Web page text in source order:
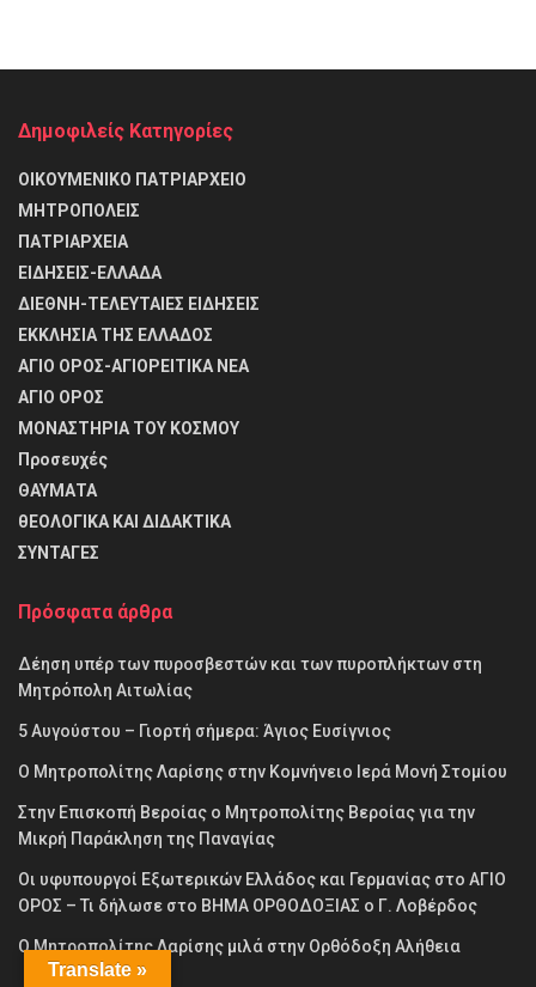
Δημοφιλείς Κατηγορίες
ΟΙΚΟΥΜΕΝΙΚΟ ΠΑΤΡΙΑΡΧΕΙΟ
ΜΗΤΡΟΠΟΛΕΙΣ
ΠΑΤΡΙΑΡΧΕΙΑ
ΕΙΔΗΣΕΙΣ-ΕΛΛΑΔΑ
ΔΙΕΘΝΗ-ΤΕΛΕΥΤΑΙΕΣ ΕΙΔΗΣΕΙΣ
ΕΚΚΛΗΣΙΑ ΤΗΣ ΕΛΛΑΔΟΣ
ΑΓΙΟ ΟΡΟΣ-ΑΓΙΟΡΕΙΤΙΚΑ ΝΕΑ
ΑΓΙΟ ΟΡΟΣ
ΜΟΝΑΣΤΗΡΙΑ ΤΟΥ ΚΟΣΜΟΥ
Προσευχές
ΘΑΥΜΑΤΑ
θΕΟΛΟΓΙΚΑ ΚΑΙ ΔΙΔΑΚΤΙΚΑ
ΣΥΝΤΑΓΕΣ
Πρόσφατα άρθρα
Δέηση υπέρ των πυροσβεστών και των πυροπλήκτων στη
Μητρόπολη Αιτωλίας
5 Αυγούστου – Γιορτή σήμερα: Άγιος Ευσίγνιος
Ο Μητροπολίτης Λαρίσης στην Κομνήνειο Ιερά Μονή Στομίου
Στην Επισκοπή Βεροίας ο Μητροπολίτης Βεροίας για την
Μικρή Παράκληση της Παναγίας
Οι υφυπουργοί Εξωτερικών Ελλάδος και Γερμανίας στο ΑΓΙΟ
ΟΡΟΣ – Τι δήλωσε στο ΒΗΜΑ ΟΡΘΟΔΟΞΙΑΣ ο Γ. Λοβέρδος
Ο Μητροπολίτης Λαρίσης μιλά στην Ορθόδοξη Αλήθεια
Translate »